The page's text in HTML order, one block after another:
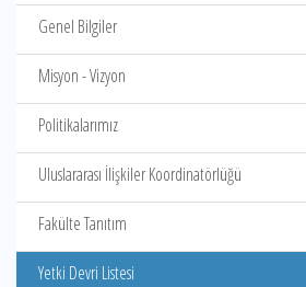
Genel Bilgiler
Misyon - Vizyon
Politikalarımız
Uluslararası İlişkiler Koordinatörlüğü
Fakülte Tanıtım
Yetki Devri Listesi